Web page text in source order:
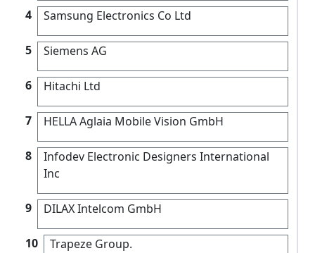
4 Samsung Electronics Co Ltd
5 Siemens AG
6 Hitachi Ltd
7 HELLA Aglaia Mobile Vision GmbH
8
Infodev Electronic Designers International
Inc
9 DILAX Intelcom GmbH
10 Trapeze Group.